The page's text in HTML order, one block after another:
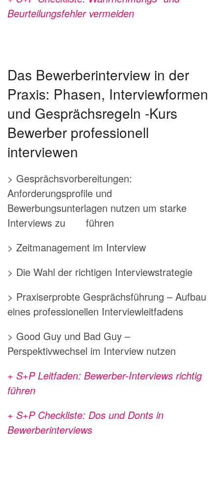
Beurteilungsfehler vermeiden
Das Bewerberinterview in der
Praxis: Phasen, Interviewformen
und Gesprächsregeln -Kurs
Bewerber professionell
interviewen
> Gesprächsvorbereitungen:
Anforderungsprofile und
Bewerbungsunterlagen nutzen um starke
Interviews zu führen
> Zeitmanagement im Interview
> Die Wahl der richtigen Interviewstrategie
> Praxiserprobte Gesprächsführung – Aufbau
eines professionellen Interviewleitfadens
> Good Guy und Bad Guy –
Perspektivwechsel im Interview nutzen
+ S+P Leitfaden: Bewerber-Interviews richtig
führen
+ S+P Checkliste: Dos und Donts in
Bewerberinterviews